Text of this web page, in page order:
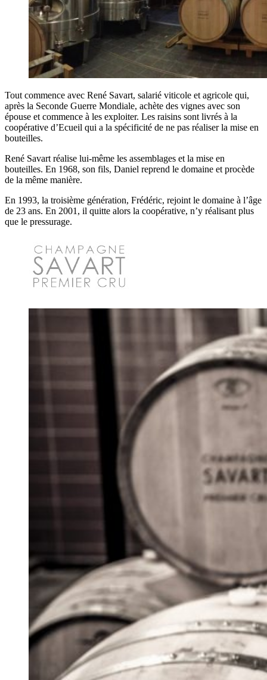
Tout commence avec René Savart, salarié viticole et agricole qui,
après la Seconde Guerre Mondiale, achète des vignes avec son
épouse et commence à les exploiter. Les raisins sont livrés à la
coopérative d’Ecueil qui a la spécificité de ne pas réaliser la mise en
bouteilles.
René Savart réalise lui-même les assemblages et la mise en
bouteilles. En 1968, son fils, Daniel reprend le domaine et procède
de la même manière.
En 1993, la troisième génération, Frédéric, rejoint le domaine à l’âge
de 23 ans. En 2001, il quitte alors la coopérative, n’y réalisant plus
que le pressurage.